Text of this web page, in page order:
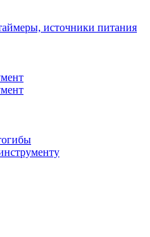
источники питания